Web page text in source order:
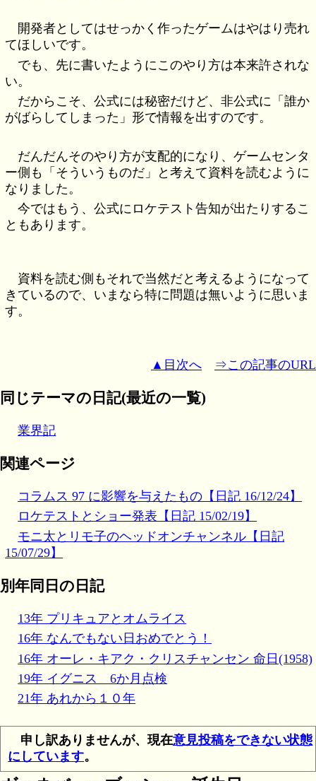
開発者としてはせっかく作ったゲームはやはり売れ
てほしいです。
でも、先に書いたようにこのやり方は本来許されな
い。
だからこそ、公式には秘密だけど、非公式に「誰か
がばらしてしまった」形で情報を出すのです。
だんだんそのやり方が支配的になり、ゲームセンタ
ー側も「そういうものだ」と考えて資料を読むように
なりました。
今ではもう、公式にロケテスト告知が出たりするこ
ともあります。
資料を読む側もそれで当然だと考えるようになって
きているので、いまなら特に問題は無いように思いま
す。
▲目次へ ⇒この記事のURL
同じテーマの日記(最近の一覧)
業界記
関連ページ
コラムス 97 に影響を与えたもの【日記 16/12/24】
ロケテストとショー発表【日記 15/02/19】
モニ太とリモ子のヘッドオンチャンネル【日記
15/07/29】
別年同日の日記
13年 プリキュアとオムライス
16年 なんでもない日おめでとう！
16年 オーレ・キアク・クリスチャンセン 命日(1958)
19年 イグニス 6か月点検
21年 あれから１０年
申し訳ありませんが、現在意見投稿をできない状態
にしています。